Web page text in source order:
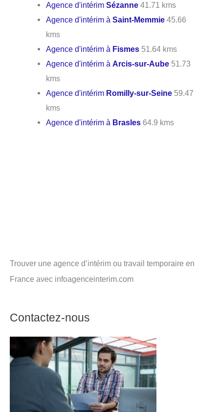
Agence d'intérimSézanne 41.71 kms
Agence d'intérim àSaint-Memmie 45.66
kms
Agence d'intérim à Fismes 51.64 kms
Agence d'intérim àArcis-sur-Aube 51.73
kms
Agence d'intérim Romilly-sur-Seine 59.47
kms
Agence d'intérim à Brasles 64.9 kms
Trouver une agence d’intérim ou travail temporaire en
France avec infoagenceinterim.com
Contactez-nous